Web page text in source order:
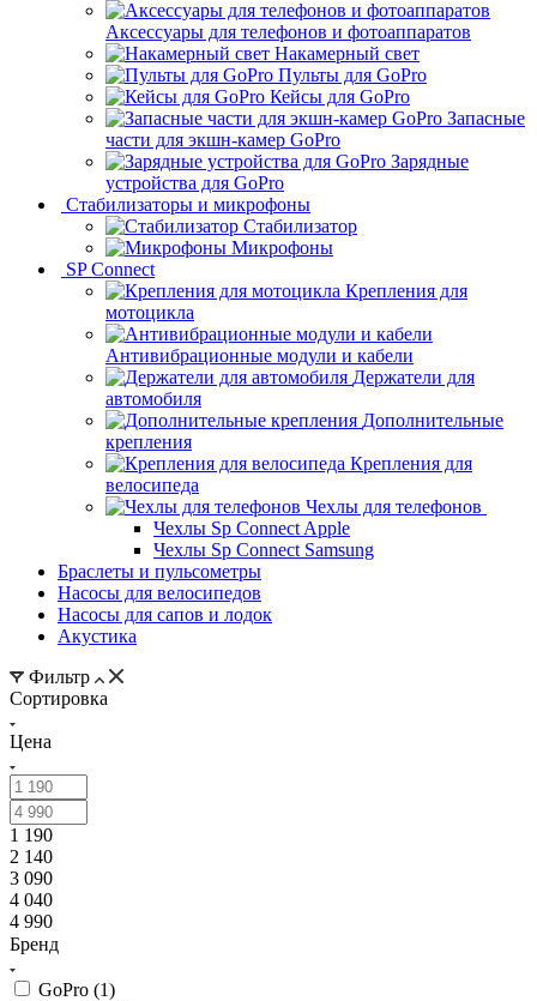
Аксессуары для телефонов и фотоаппаратов
Накамерный свет
Пульты для GoPro
Кейсы для GoPro
Запасные
части для экшн-камер GoPro
Зарядные
устройства для GoPro
Стабилизаторы и микрофоны
Стабилизатор
Микрофоны
SP Connect
Крепления для
мотоцикла
Антивибрационные модули и кабели
Держатели для
автомобиля
Дополнительные
крепления
Крепления для
велосипеда
Чехлы для телефонов
Чехлы Sp Connect Apple
Чехлы Sp Connect Samsung
Браслеты и пульсометры
Насосы для велосипедов
Насосы для сапов и лодок
Акустика
Фильтр
Сортировка
Цена
1 190
2 140
3 090
4 040
4 990
Бренд
GoPro (1)